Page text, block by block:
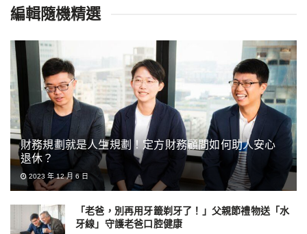
編輯隨機精選
財務規劃就是人生規劃！定方財務顧問如何助人安心
退休？
2023 年 12 月 6 日
「老爸，別再用牙籤剃牙了！」父親節禮物送「水
牙線」守護老爸口腔健康